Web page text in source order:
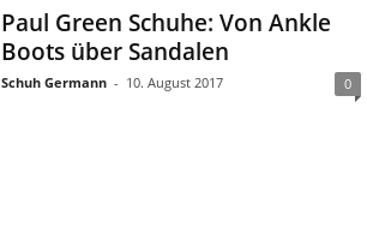
Paul Green Schuhe: Von Ankle
Boots über Sandalen
Schuh Germann - 10. August 2017 0